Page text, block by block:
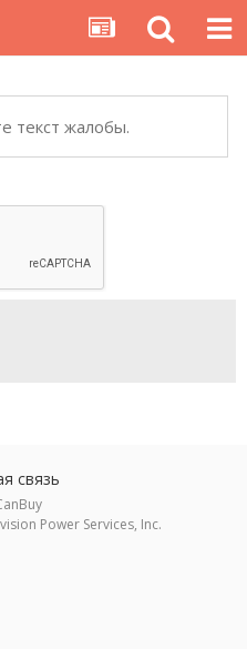
текст жалобы.
связь
Power Services, Inc.